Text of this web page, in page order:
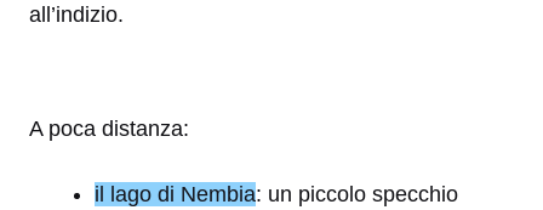
all’indizio.
A poca distanza:
il lago di Nembia: un piccolo specchio